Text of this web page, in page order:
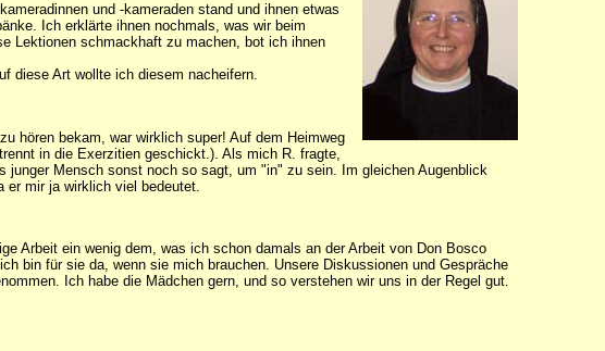
und -kameraden stand und ihnen etwas
Ich erklärte ihnen nochmals, was wir beim
Lektionen schmackhaft zu machen, bot ich ihnen
diese Art wollte ich diesem nacheifern.
hören bekam, war wirklich super! Auf dem Heimweg
in die Exerzitien geschickt.). Als mich R. fragte,
Mensch sonst noch so sagt, um "in" zu sein. Im gleichen Augenblick
mir ja wirklich viel bedeutet.
Arbeit ein wenig dem, was ich schon damals an der Arbeit von Don Bosco
bin für sie da, wenn sie mich brauchen. Unsere Diskussionen und Gespräche
Ich habe die Mädchen gern, und so verstehen wir uns in der Regel gut.